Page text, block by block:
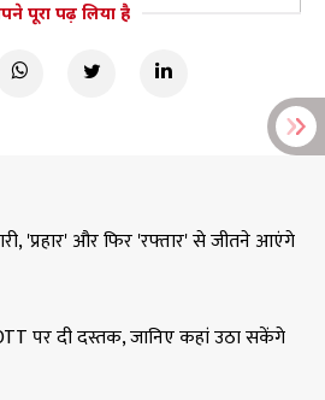
पूरा पढ़ लिया है
'प्रहार' और फिर 'रफ्तार' से जीतने आएंगे
पर दी दस्तक, जानिए कहां उठा सकेंगे